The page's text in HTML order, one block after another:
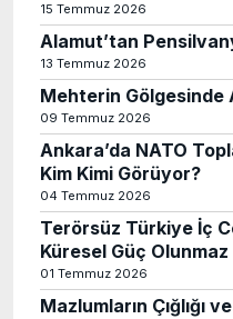
15 Temmuz 2026
Alamut’tan
13 Temmuz 2026
Mehterin Gölgesinde
09 Temmuz 2026
Ankara’da NATO
Kim Kimi Görüyor?
04 Temmuz 2026
Terörsüz Türkiye İç
Küresel Güç Olunmaz
01 Temmuz 2026
Mazlumların Çığlığı